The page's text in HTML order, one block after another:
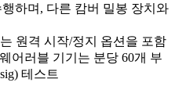
하며, 다른 캄버 밀봉 장치와
원격 시작/정지 옵션을 포함
어러블 기기는 분당 60개 부
테스트